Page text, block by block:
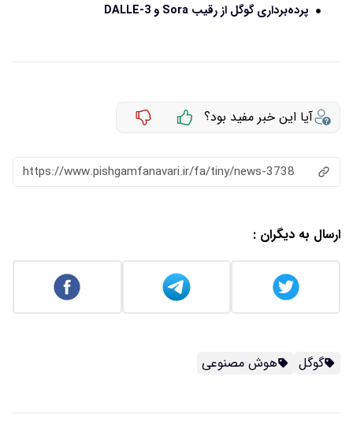
پرده‌برداری گوگل از رقیب Sora و DALLE-3
آیا این خبر مفید بود؟
https://www.pishgamfanavari.ir/fa/tiny/news-3738
ارسال به دیگران :
گوگل هوش مصنوعی